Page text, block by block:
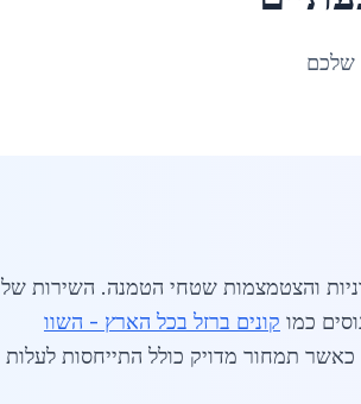
שלכם
והצטמצמות שטחי הטמנה. השירות של
כמו קונים ברזל בכל הארץ - השוו
שמציעים מענה מהיר ומקצועי. המחיר הממוצע עומד על כ-2800 ₪ לטון, כאשר תמחור מדויק כולל התייחסות לעלות